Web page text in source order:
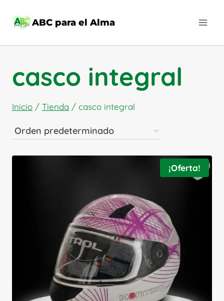
ABC para el Alma
casco integral
Inicio / Tienda / casco integral
¡Oferta!